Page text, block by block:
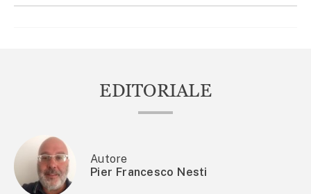
EDITORIALE
Autore
Pier Francesco Nesti